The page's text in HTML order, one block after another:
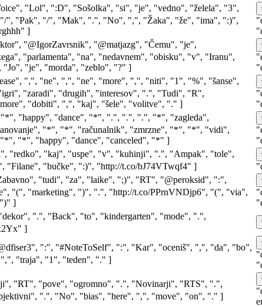
"Lol", ":D", "Sošolka", "si", "je", "vedno", "želela", "3",
", "Pak", "/", "Mak", ".", "No", ",", "Žaka", "že", "ima", ":)",
]
"@IgorZavrsnik", "@matjazg", "Čemu", "je",
"parlamenta", "na", "nedavnem", "obisku", "v", "Iranu",
"Jo", "je", "morda", "zeblo", "?" ]
",", "ne", ",", "ne", "more", ",", "niti", "1", "%", "šanse",
"zaradi", "drugih", "interesov", ".", "Tudi", "R",
"dobiti", ",", "kaj", "šele", "volitve", "." ]
"happy", "dance", "*", ".", ".", ".", "*", "zagleda",
"*", "*", "računalnik", "zmrzne", "*", "*", "vidi",
"*", "happy", "dance", "canceled", "*" ]
"redko", "kaj", "uspe", "v", "kuhinji", ".", "Ampak", "tole",
"Filane", "bučke", ":)", "http://t.co/bJ74VTwqf4" ]
"tudi", "za", "laike", ";)", "RT", "@peroksid", ":",
"(", "marketing", ")", ".", "http://t.co/PPrnVNDjp6", "(", "via",
]
".", "Back", "to", "kindergarten", "mode", ".",
]
":", "#NoteToSelf", ":", "Kar", "oceniš", ",", "da", "bo",
"traja", "1", "teden", "." ]
"RT", "pove", "ogromno", ".", "Novinarji", "RTS", ".",
".", "No", "bias", "here", ",", "move", "on", "." ]